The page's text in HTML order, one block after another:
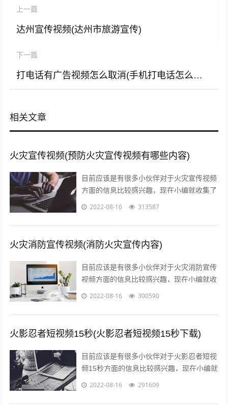
上一篇
达州宣传视频(达州市旅游宣传)
下一篇
打电话有广告视频怎么取消(手机打电话怎么有视频广告)
相关文章
火灾宣传视频(预防火灾宣传视频有哪些内容)
目前应该是有很多小伙伴对于火灾宣传视频
方面的信息比较感兴趣，现在小编就收集了
一些与预防火灾宣传视频有哪些内容相关的
2022-08-16 313587
火灾消防宣传视频(消防火灾宣传内容)
目前应该是有很多小伙伴对于火灾消防宣传
视频方面的信息比较感兴趣，现在小编就收
集了一些与消防火灾宣传内容相关的信息来
2022-08-16 300590
火影忍者短视频15秒(火影忍者短视频15秒下载)
目前应该是有很多小伙伴对于火影忍者短视
频15秒方面的信息比较感兴趣，现在小编就
收集了一些与火影忍者短视频15秒下载相关
2022-08-16 291609